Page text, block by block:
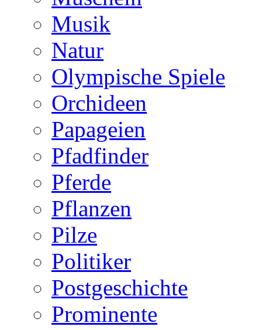
Musik
Natur
Olympische Spiele
Orchideen
Papageien
Pfadfinder
Pferde
Pflanzen
Pilze
Politiker
Postgeschichte
Prominente